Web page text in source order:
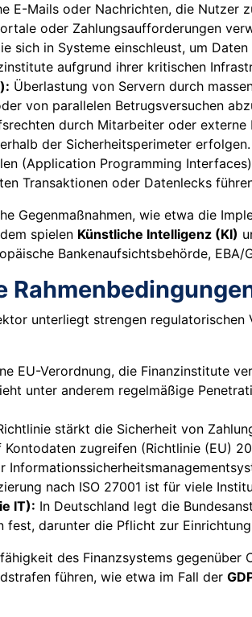
E-Mails oder Nachrichten, die Nutzer
oder Zahlungsaufforderungen
sich in Systeme einschleust, um
aufgrund ihrer kritischen
Überlastung von Servern durch
von parallelen Betrugsversuchen
durch Mitarbeiter oder
der Sicherheitsperimeter erfolgen.
(Application Programming
Transaktionen oder Datenlecks
Gegenmaßnahmen, wie etwa die
spielen Künstliche Intelligenz (KI)
Bankenaufsichtsbehörde, EBA/
unterliegt strengen
EU-Verordnung, die Finanzinstitute
unter anderem regelmäßige
stärkt die Sicherheit von
zugreifen (Richtlinie (EU)
nach ISO 27001 ist für viele
IT): In Deutschland legt die
fest, darunter die Pflicht zur
des Finanzsystems
führen, wie etwa im Fall der